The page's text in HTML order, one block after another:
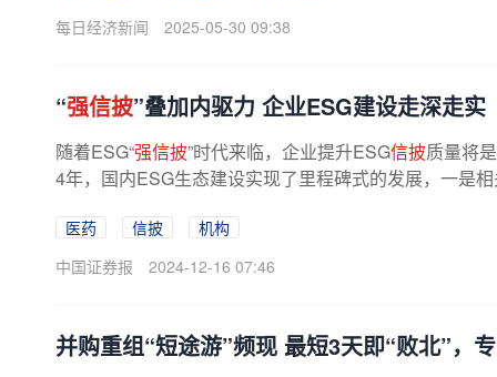
每日经济新闻
2025-05-30 09:38
“强信披”叠加内驱力 企业ESG建设走深走实
随着ESG“强信披”时代来临，企业提升ESG信披质量将
4年，国内ESG生态建设实现了里程碑式的发展，一是
医药 信披
机构
中国证券报
2024-12-16 07:46
并购重组“短途游”频现 最短3天即“败北”，